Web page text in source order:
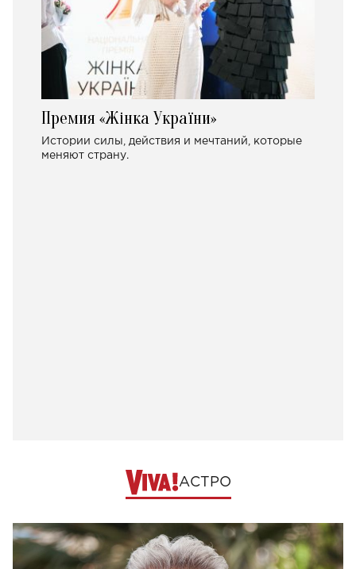
Премия «Жінка України»
Истории силы, действия и мечтаний, которые
меняют страну.
АСТРО